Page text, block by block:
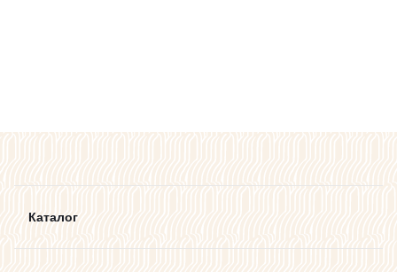
Каталог